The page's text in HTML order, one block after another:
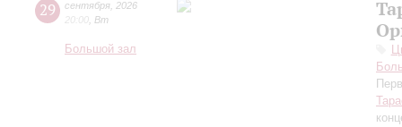
29 сентября 2026
20:00 Вт
Большой зал